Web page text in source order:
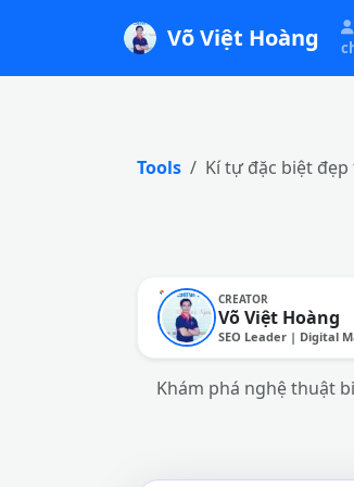
Võ Việt Hoàng
Tools Kí tự đặc biệt
CREATOR
Võ Việt Hoàng
SEO Leader | Digital
Khám phá nghệ thuật